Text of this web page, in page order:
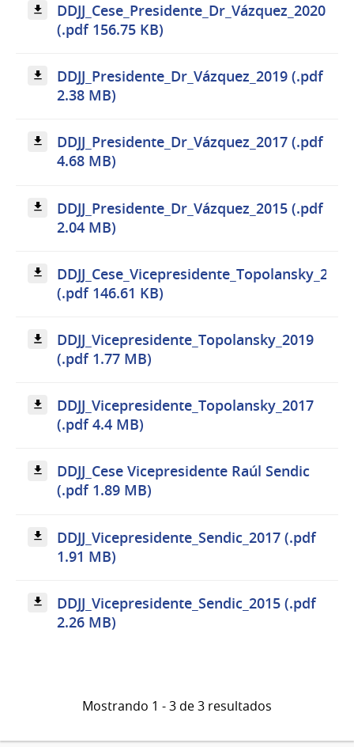
DDJJ_Cese_Presidente_Dr_Vázquez_2020
(.pdf 156.75 KB)
DDJJ_Presidente_Dr_Vázquez_2019 (.pdf
2.38 MB)
DDJJ_Presidente_Dr_Vázquez_2017 (.pdf
4.68 MB)
DDJJ_Presidente_Dr_Vázquez_2015 (.pdf
2.04 MB)
DDJJ_Cese_Vicepresidente_Topolansky_2020
(.pdf 146.61 KB)
DDJJ_Vicepresidente_Topolansky_2019
(.pdf 1.77 MB)
DDJJ_Vicepresidente_Topolansky_2017
(.pdf 4.4 MB)
DDJJ_Cese Vicepresidente Raúl Sendic
(.pdf 1.89 MB)
DDJJ_Vicepresidente_Sendic_2017 (.pdf
1.91 MB)
DDJJ_Vicepresidente_Sendic_2015 (.pdf
2.26 MB)
Mostrando 1 - 3 de 3 resultados